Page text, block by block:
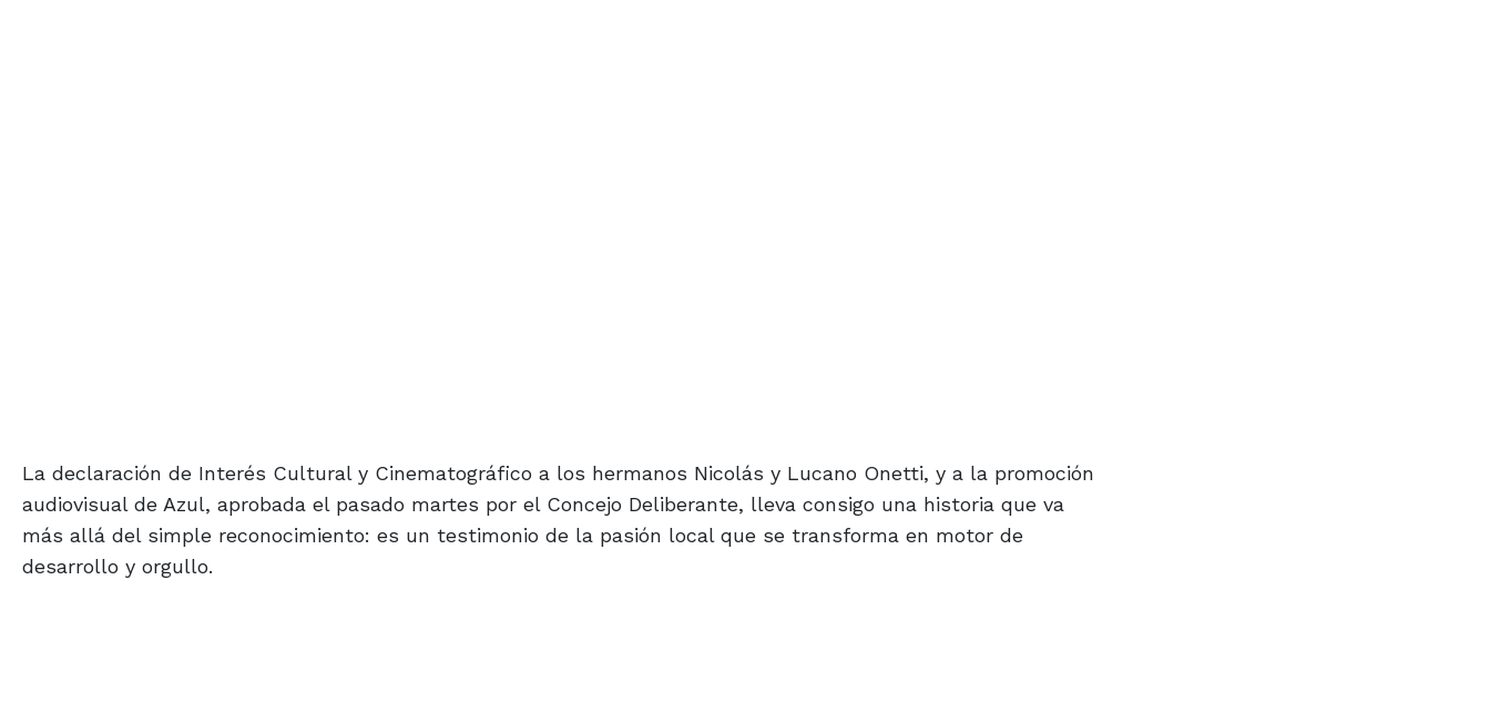
La declaración de Interés Cultural y Cinematográfico a los hermanos Nicolás y Lucano Onetti, y a la promoción
audiovisual de Azul, aprobada el pasado martes por el Concejo Deliberante, lleva consigo una historia que va
más allá del simple reconocimiento: es un testimonio de la pasión local que se transforma en motor de
desarrollo y orgullo.